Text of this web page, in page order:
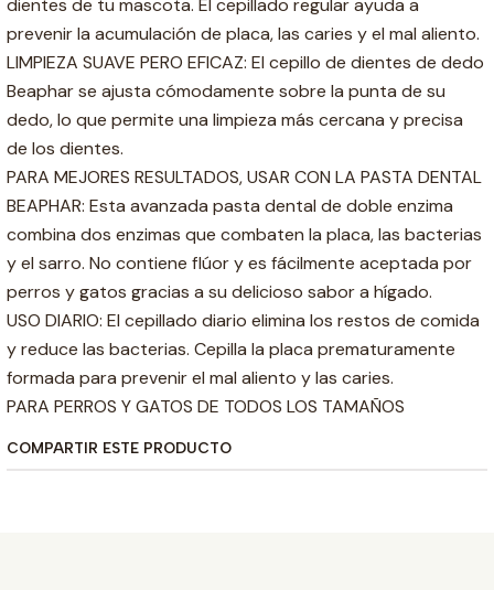
dientes de tu mascota. El cepillado regular ayuda a
prevenir la acumulación de placa, las caries y el mal aliento.
LIMPIEZA SUAVE PERO EFICAZ: El cepillo de dientes de dedo
Beaphar se ajusta cómodamente sobre la punta de su
dedo, lo que permite una limpieza más cercana y precisa
de los dientes.
PARA MEJORES RESULTADOS, USAR CON LA PASTA DENTAL
BEAPHAR: Esta avanzada pasta dental de doble enzima
combina dos enzimas que combaten la placa, las bacterias
y el sarro. No contiene flúor y es fácilmente aceptada por
perros y gatos gracias a su delicioso sabor a hígado.
USO DIARIO: El cepillado diario elimina los restos de comida
y reduce las bacterias. Cepilla la placa prematuramente
formada para prevenir el mal aliento y las caries.
PARA PERROS Y GATOS DE TODOS LOS TAMAÑOS
COMPARTIR ESTE PRODUCTO